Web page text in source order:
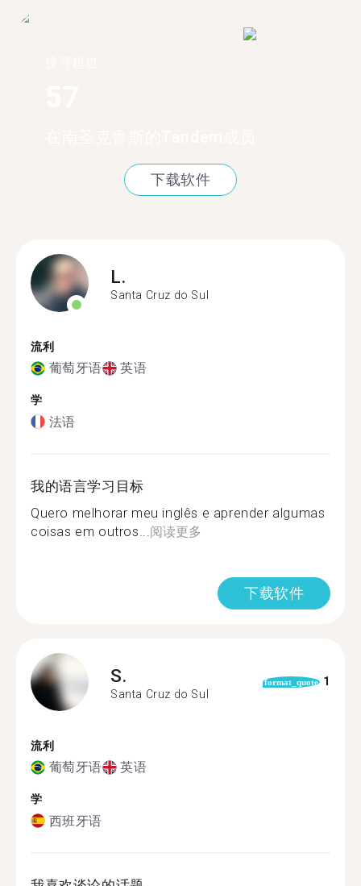
下载软件
L.
Santa Cruz do Sul
流利
葡萄牙语 英语
学
法语
我的语言学习目标
Quero melhorar meu inglês e aprender algumas
coisas em outros... 阅读更多
下载软件
S.
Santa Cruz do Sul
format_quote 1
流利
葡萄牙语 英语
学
西班牙语